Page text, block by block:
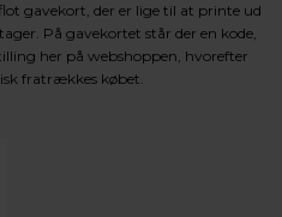
gavekort, der er lige til at printe ud
På gavekortet står der en kode,
her på webshoppen, hvorefter
fratrækkes købet.